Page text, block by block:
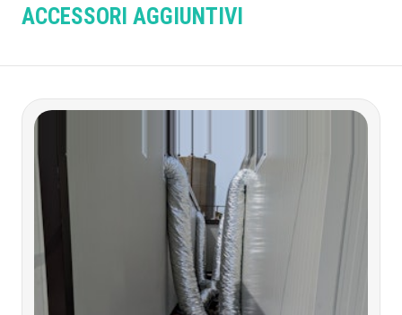
ACCESSORI AGGIUNTIVI